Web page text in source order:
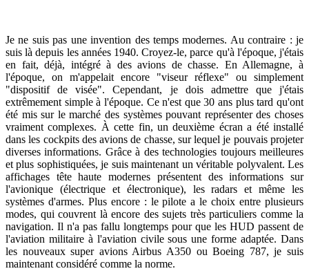
Je ne suis pas une invention des temps modernes. Au contraire : je
suis là depuis les années 1940. Croyez-le, parce qu'à l'époque, j'étais
en fait, déjà, intégré à des avions de chasse. En Allemagne, à
l'époque, on m'appelait encore "viseur réflexe" ou simplement
"dispositif de visée". Cependant, je dois admettre que j'étais
extrêmement simple à l'époque. Ce n'est que 30 ans plus tard qu'ont
été mis sur le marché des systèmes pouvant représenter des choses
vraiment complexes. À cette fin, un deuxième écran a été installé
dans les cockpits des avions de chasse, sur lequel je pouvais projeter
diverses informations. Grâce à des technologies toujours meilleures
et plus sophistiquées, je suis maintenant un véritable polyvalent. Les
affichages tête haute modernes présentent des informations sur
l'avionique (électrique et électronique), les radars et même les
systèmes d'armes. Plus encore : le pilote a le choix entre plusieurs
modes, qui couvrent là encore des sujets très particuliers comme la
navigation. Il n'a pas fallu longtemps pour que les HUD passent de
l'aviation militaire à l'aviation civile sous une forme adaptée. Dans
les nouveaux super avions Airbus A350 ou Boeing 787, je suis
maintenant considéré comme la norme.